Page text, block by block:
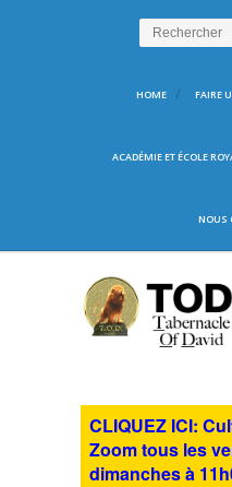
HOME FAIRE
ACADÉMIE ET ÉCOLE
NOUS
CLIQUEZ ICI:
Zoom tous les
dimanches à